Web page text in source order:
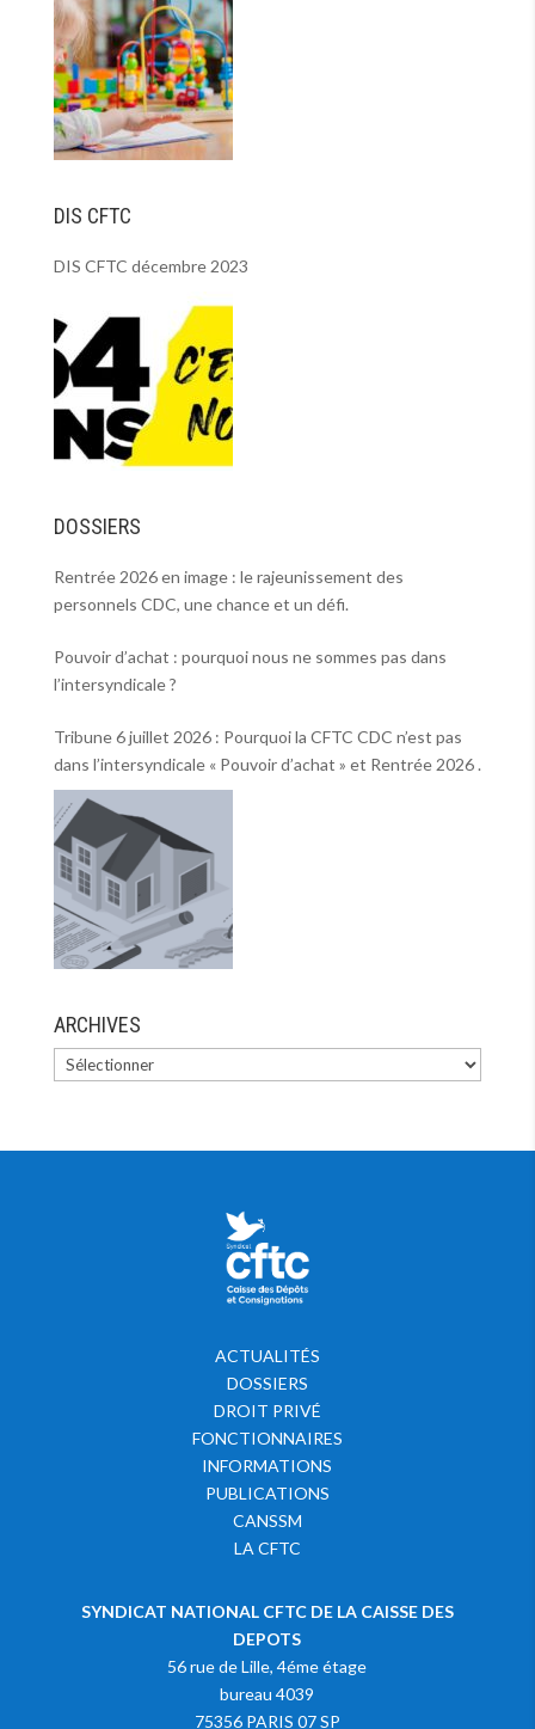
DIS CFTC
DIS CFTC décembre 2023
DOSSIERS
Rentrée 2026 en image : le rajeunissement des
personnels CDC, une chance et un défi.
Pouvoir d’achat : pourquoi nous ne sommes pas dans
l’intersyndicale ?
Tribune 6 juillet 2026 : Pourquoi la CFTC CDC n’est pas
dans l’intersyndicale « Pouvoir d’achat » et Rentrée 2026 .
ARCHIVES
ACTUALITÉS
DOSSIERS
DROIT PRIVÉ
FONCTIONNAIRES
INFORMATIONS
PUBLICATIONS
CANSSM
LA CFTC
SYNDICAT NATIONAL CFTC DE LA CAISSE DES
DEPOTS
56 rue de Lille, 4éme étage
bureau 4039
75356 PARIS 07 SP